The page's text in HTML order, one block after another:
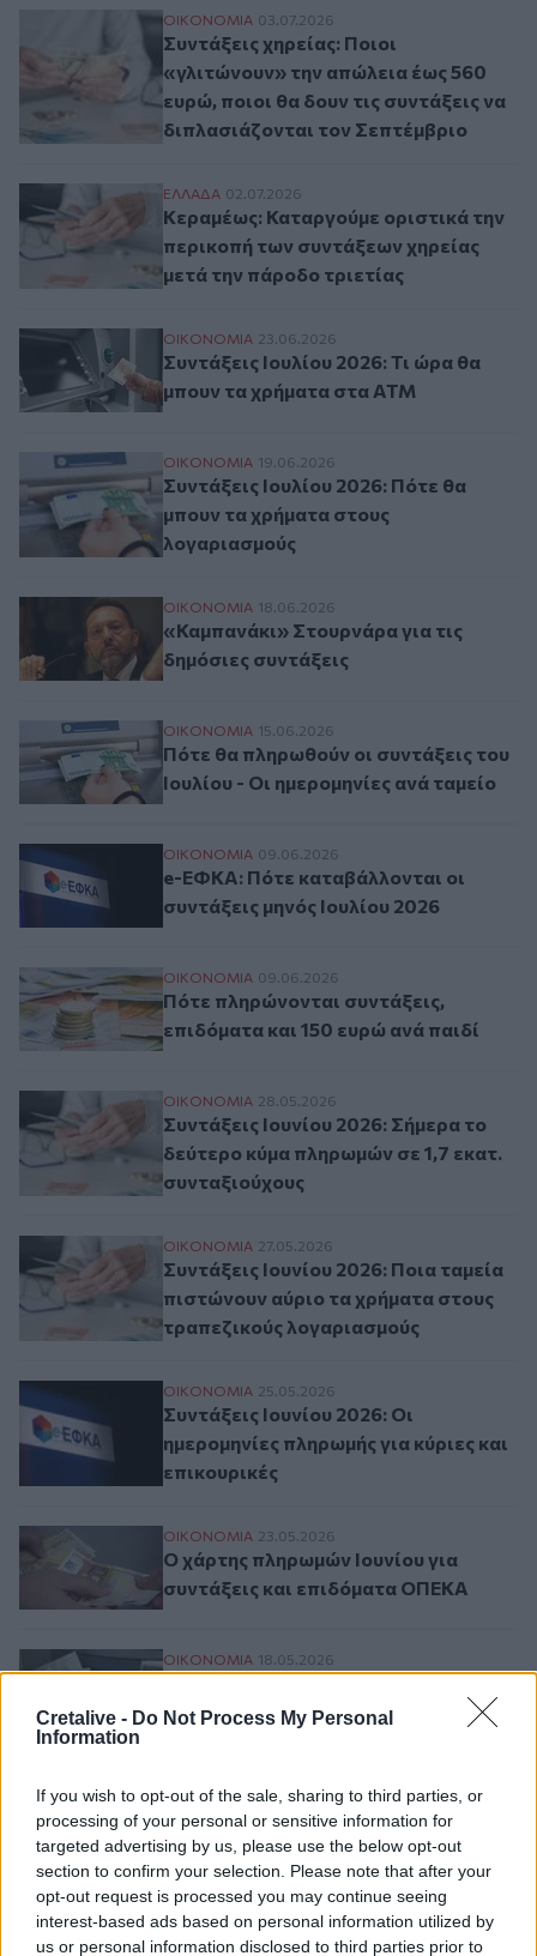
Cretalive - Do Not Process My Personal
Information
If you wish to opt-out of the sale, sharing to third parties, or
processing of your personal or sensitive information for
targeted advertising by us, please use the below opt-out
section to confirm your selection. Please note that after your
opt-out request is processed you may continue seeing
interest-based ads based on personal information utilized by
us or personal information disclosed to third parties prior to
Συντάξεις χηρείας: Ποιοι «γλιτώνουν»
ΟΙΚΟΝΟΜΙΑ 03.07.2026
Συντάξεις χηρείας: Ποιοι
«γλιτώνουν» την απώλεια έως 560
ευρώ, ποιοι θα δουν τις συντάξεις να
διπλασιάζονται τον Σεπτέμβριο
Κεραμέως: Καταργούμε οριστικά την
ΕΛΛAΔΑ 02.07.2026
Κεραμέως: Καταργούμε οριστικά την
περικοπή των συντάξεων χηρείας
μετά την πάροδο τριετίας
Συντάξεις Ιουλίου 2026: Τι ώρα θα
ΟΙΚΟΝΟΜΙΑ 23.06.2026
Συντάξεις Ιουλίου 2026: Τι ώρα θα
μπουν τα χρήματα στα ΑΤΜ
Συντάξεις Ιουλίου 2026: Πότε θα μπουν
ΟΙΚΟΝΟΜΙΑ 19.06.2026
Συντάξεις Ιουλίου 2026: Πότε θα
μπουν τα χρήματα στους
λογαριασμούς
«Καμπανάκι» Στουρνάρα για τις δημόσιες
ΟΙΚΟΝΟΜΙΑ 18.06.2026
«Καμπανάκι» Στουρνάρα για τις
δημόσιες συντάξεις
Πότε θα πληρωθούν οι συντάξεις του
ΟΙΚΟΝΟΜΙΑ 15.06.2026
Πότε θα πληρωθούν οι συντάξεις του
Ιουλίου - Οι ημερομηνίες ανά ταμείο
e-ΕΦΚΑ: Πότε καταβάλλονται οι
ΟΙΚΟΝΟΜΙΑ 09.06.2026
e-ΕΦΚΑ: Πότε καταβάλλονται οι
συντάξεις μηνός Ιουλίου 2026
Πότε πληρώνονται συντάξεις, επιδόματα
ΟΙΚΟΝΟΜΙΑ 09.06.2026
Πότε πληρώνονται συντάξεις,
επιδόματα και 150 ευρώ ανά παιδί
Συντάξεις Ιουνίου 2026: Σήμερα το
ΟΙΚΟΝΟΜΙΑ 28.05.2026
Συντάξεις Ιουνίου 2026: Σήμερα το
δεύτερο κύμα πληρωμών σε 1,7 εκατ.
συνταξιούχους
Συντάξεις Ιουνίου 2026: Ποια ταμεία
ΟΙΚΟΝΟΜΙΑ 27.05.2026
Συντάξεις Ιουνίου 2026: Ποια ταμεία
πιστώνουν αύριο τα χρήματα στους
τραπεζικούς λογαριασμούς
Συντάξεις Ιουνίου 2026: Οι ημερομηνίες
ΟΙΚΟΝΟΜΙΑ 25.05.2026
Συντάξεις Ιουνίου 2026: Οι
ημερομηνίες πληρωμής για κύριες και
επικουρικές
Ο χάρτης πληρωμών Ιουνίου για
ΟΙΚΟΝΟΜΙΑ 23.05.2026
Ο χάρτης πληρωμών Ιουνίου για
συντάξεις και επιδόματα ΟΠΕΚΑ
Συντάξεις: Μειώσεις κρατήσεων και
ΟΙΚΟΝΟΜΙΑ 18.05.2026
Συντάξεις: Μειώσεις κρατήσεων και
έμμεσες αυξήσεις επεξεργάζεται η
Σελιδοποίηση
Προηγούμενη σελίδα
Current page
1 Next page